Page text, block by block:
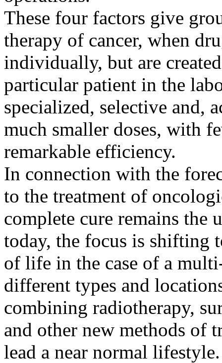
These four factors give
therapy of cancer, when
individually, but are
particular patient in the
specialized, selective and,
much smaller doses, with
remarkable efficiency.
In connection with the
to the treatment of
complete cure remains the
today, the focus is shifting
of life in the case of a
different types and
combining radiotherapy,
and other new methods of
lead a near normal lifestyle.